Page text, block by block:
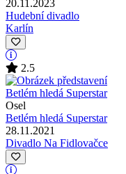
20.11.2023
Hudební divadlo
Karlín
2.5
Osel
Betlém hledá Superstar
28.11.2021
Divadlo Na Fidlovačce